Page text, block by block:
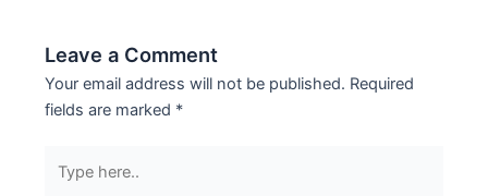
Leave a Comment
Your email address will not be published. Required
fields are marked *
here..